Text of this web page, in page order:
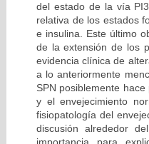
del estado de la vía
relativa de los estados
e insulina. Este último
de la extensión de los
evidencia clínica de
a lo anteriormente
SPN posiblemente
y el envejecimiento
fisiopatología del
discusión alrededor